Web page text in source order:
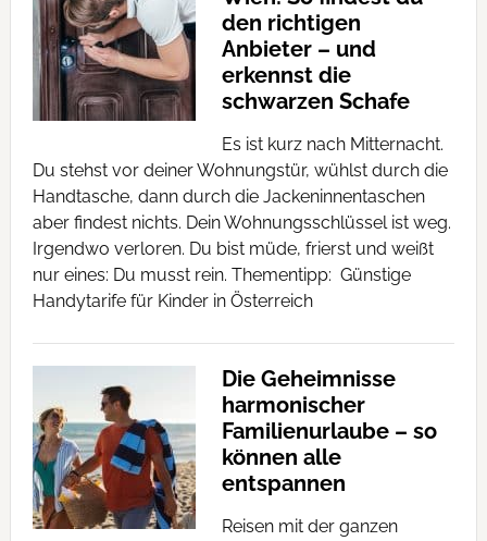
den richtigen
Anbieter – und
erkennst die
schwarzen Schafe
Es ist kurz nach Mitternacht.
Du stehst vor deiner Wohnungstür, wühlst durch die
Handtasche, dann durch die Jackeninnentaschen
aber findest nichts. Dein Wohnungsschlüssel ist weg.
Irgendwo verloren. Du bist müde, frierst und weißt
nur eines: Du musst rein. Thementipp: Günstige
Handytarife für Kinder in Österreich
Die Geheimnisse
harmonischer
Familienurlaube – so
können alle
entspannen
Reisen mit der ganzen